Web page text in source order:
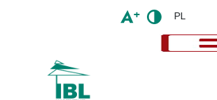
PL